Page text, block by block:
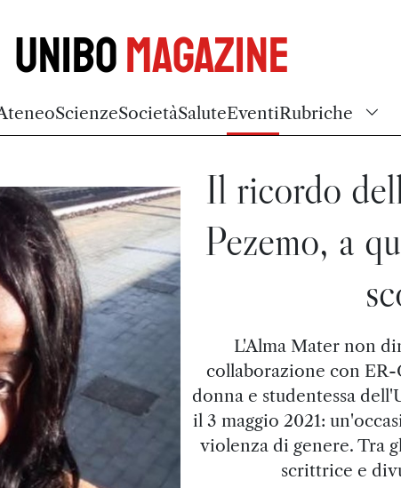
UniboMagazine
ScienzeSocietàSaluteEventiRubriche
Il ricordo
Pezemo, a
L'Alma Mater non
collaborazione con
donna e studentessa
il 3 maggio 2021:
violenza di genere. Tra
scrittrice e